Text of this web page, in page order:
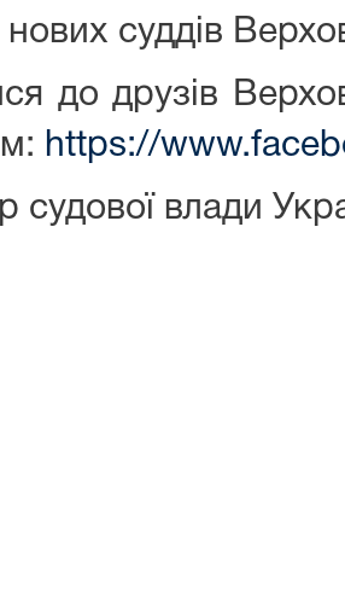
суддів
до друзів
https://
судової влади